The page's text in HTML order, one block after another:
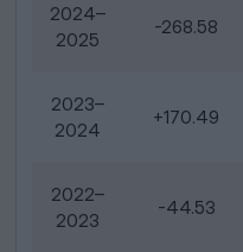
2024–
2025
-268.58
2023–
2024
+170.49
2022–
2023
-44.53